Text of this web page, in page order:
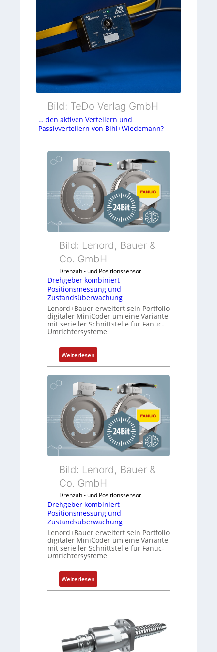
Bild: TeDo Verlag GmbH
… den aktiven Verteilern und
Passivverteilern von Bihl+Wiedemann?
Bild: Lenord, Bauer &
Co. GmbH
Drehzahl- und Positionssensor
Drehgeber kombiniert
Positionsmessung und
Zustandsüberwachung
Lenord+Bauer erweitert sein Portfolio
digitaler MiniCoder um eine Variante
mit serieller Schnittstelle für Fanuc-
Umrichtersysteme.
Weiterlesen
D
r
e
h
g
b
e
r
k
o
b
i
n
i
r
t
P
i
n
s
m
Bild: Lenord, Bauer &
Co. GmbH
Drehzahl- und Positionssensor
Drehgeber kombiniert
Positionsmessung und
Zustandsüberwachung
Lenord+Bauer erweitert sein Portfolio
digitaler MiniCoder um eine Variante
mit serieller Schnittstelle für Fanuc-
Umrichtersysteme.
Weiterlesen
D
g
e
b